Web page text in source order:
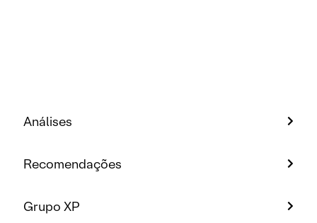
Análises
Recomendações
Grupo XP